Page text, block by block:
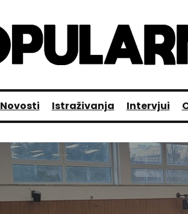
Novosti Istraživanja Intervjui